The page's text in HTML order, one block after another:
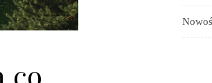
co